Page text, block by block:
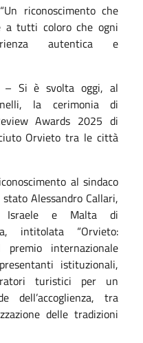
riconoscimento che
tutti coloro che ogni
autentica e
– Si è svolta oggi, al
la cerimonia di
Awards 2025 di
Orvieto tra le città
al sindaco
Alessandro Callari,
Israele e Malta di
intitolata “Orvieto:
internazionale
istituzionali,
turistici per un
dell’accoglienza, tra
delle tradizioni